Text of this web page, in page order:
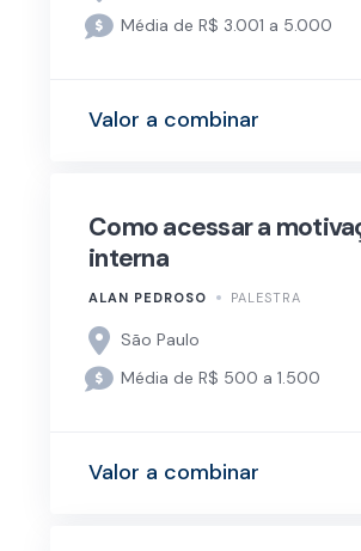
Média de R$ 3.001 a 5.000
Valor a combinar
Como acessar a
interna
ALAN PEDROSO PALESTRA
São Paulo
Média de R$ 500 a 1.500
Valor a combinar